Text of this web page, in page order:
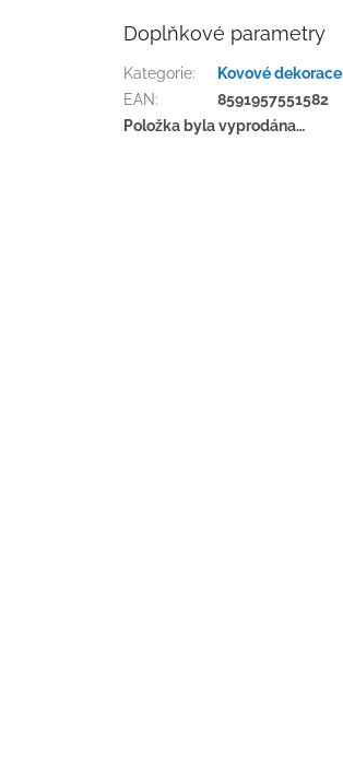
Doplňkové parametry
Kategorie:
Kovové dekorace
EAN:
8591957551582
Položka byla vyprodána…